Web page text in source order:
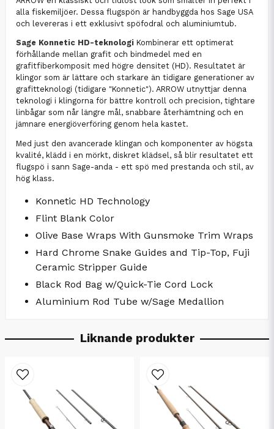
alla fiskemiljöer. Dessa flugspön är handbyggda hos Sage USA
och levereras i ett exklusivt spöfodral och aluminiumtub.
Sage Konnetic HD-teknologi Kombinerar ett optimerat
förhållande mellan grafit och bindmedel med en
grafitfiberkomposit med högre densitet (HD). Resultatet är
klingor som är lättare och starkare än tidigare generationer av
grafitteknologi (tidigare "Konnetic"). ARROW utnyttjar denna
teknologi i klingorna för bättre kontroll och precision, tightare
linbågar som når längre mål, snabbare återhämtning och en
jämnare energiöverföring genom hela kastet.
Med just den avancerade klingan och komponenter av högsta
kvalité, klädd i en mörkt, diskret klädsel, så blir resultatet ett
flugspö i sann Sage-anda - ett spö med prestanda och stil, av
hög klass.
Konnetic HD Technology
Flint Blank Color
Olive Base Wraps With Gunsmoke Trim Wraps
Hard Chrome Snake Guides and Tip-Top, Fuji
Ceramic Stripper Guide
Black Rod Bag w/Quick-Tie Cord Lock
Aluminium Rod Tube w/Sage Medallion
Liknande produkter